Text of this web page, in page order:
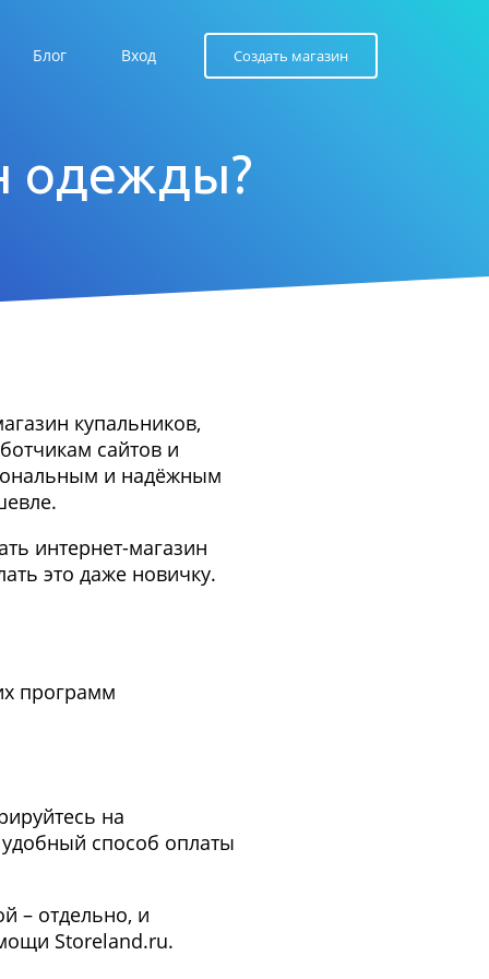
Блог Вход Создать магазин
одежды?
купальников,
сайтов и
и надёжным
интернет-магазин
это даже новичку.
программ
на
способ оплаты
– отдельно, и
Storeland.ru.